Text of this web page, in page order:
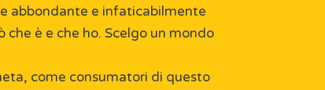
abbondante e infaticabilmente
che è e che ho. Scelgo un mondo
come consumatori di questo